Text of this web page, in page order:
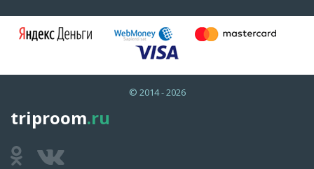
© 2014 - 2026
triproom.ru